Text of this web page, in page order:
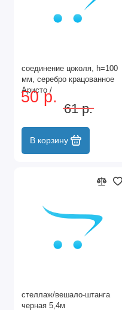
соединение цоколя, h=100
мм, серебро крацованное
Аристо /
GA0841.VP010.SLХAN.CJ
50 р.
61 р.
В корзину
стеллаж/вешало-штанга
черная 5,4м